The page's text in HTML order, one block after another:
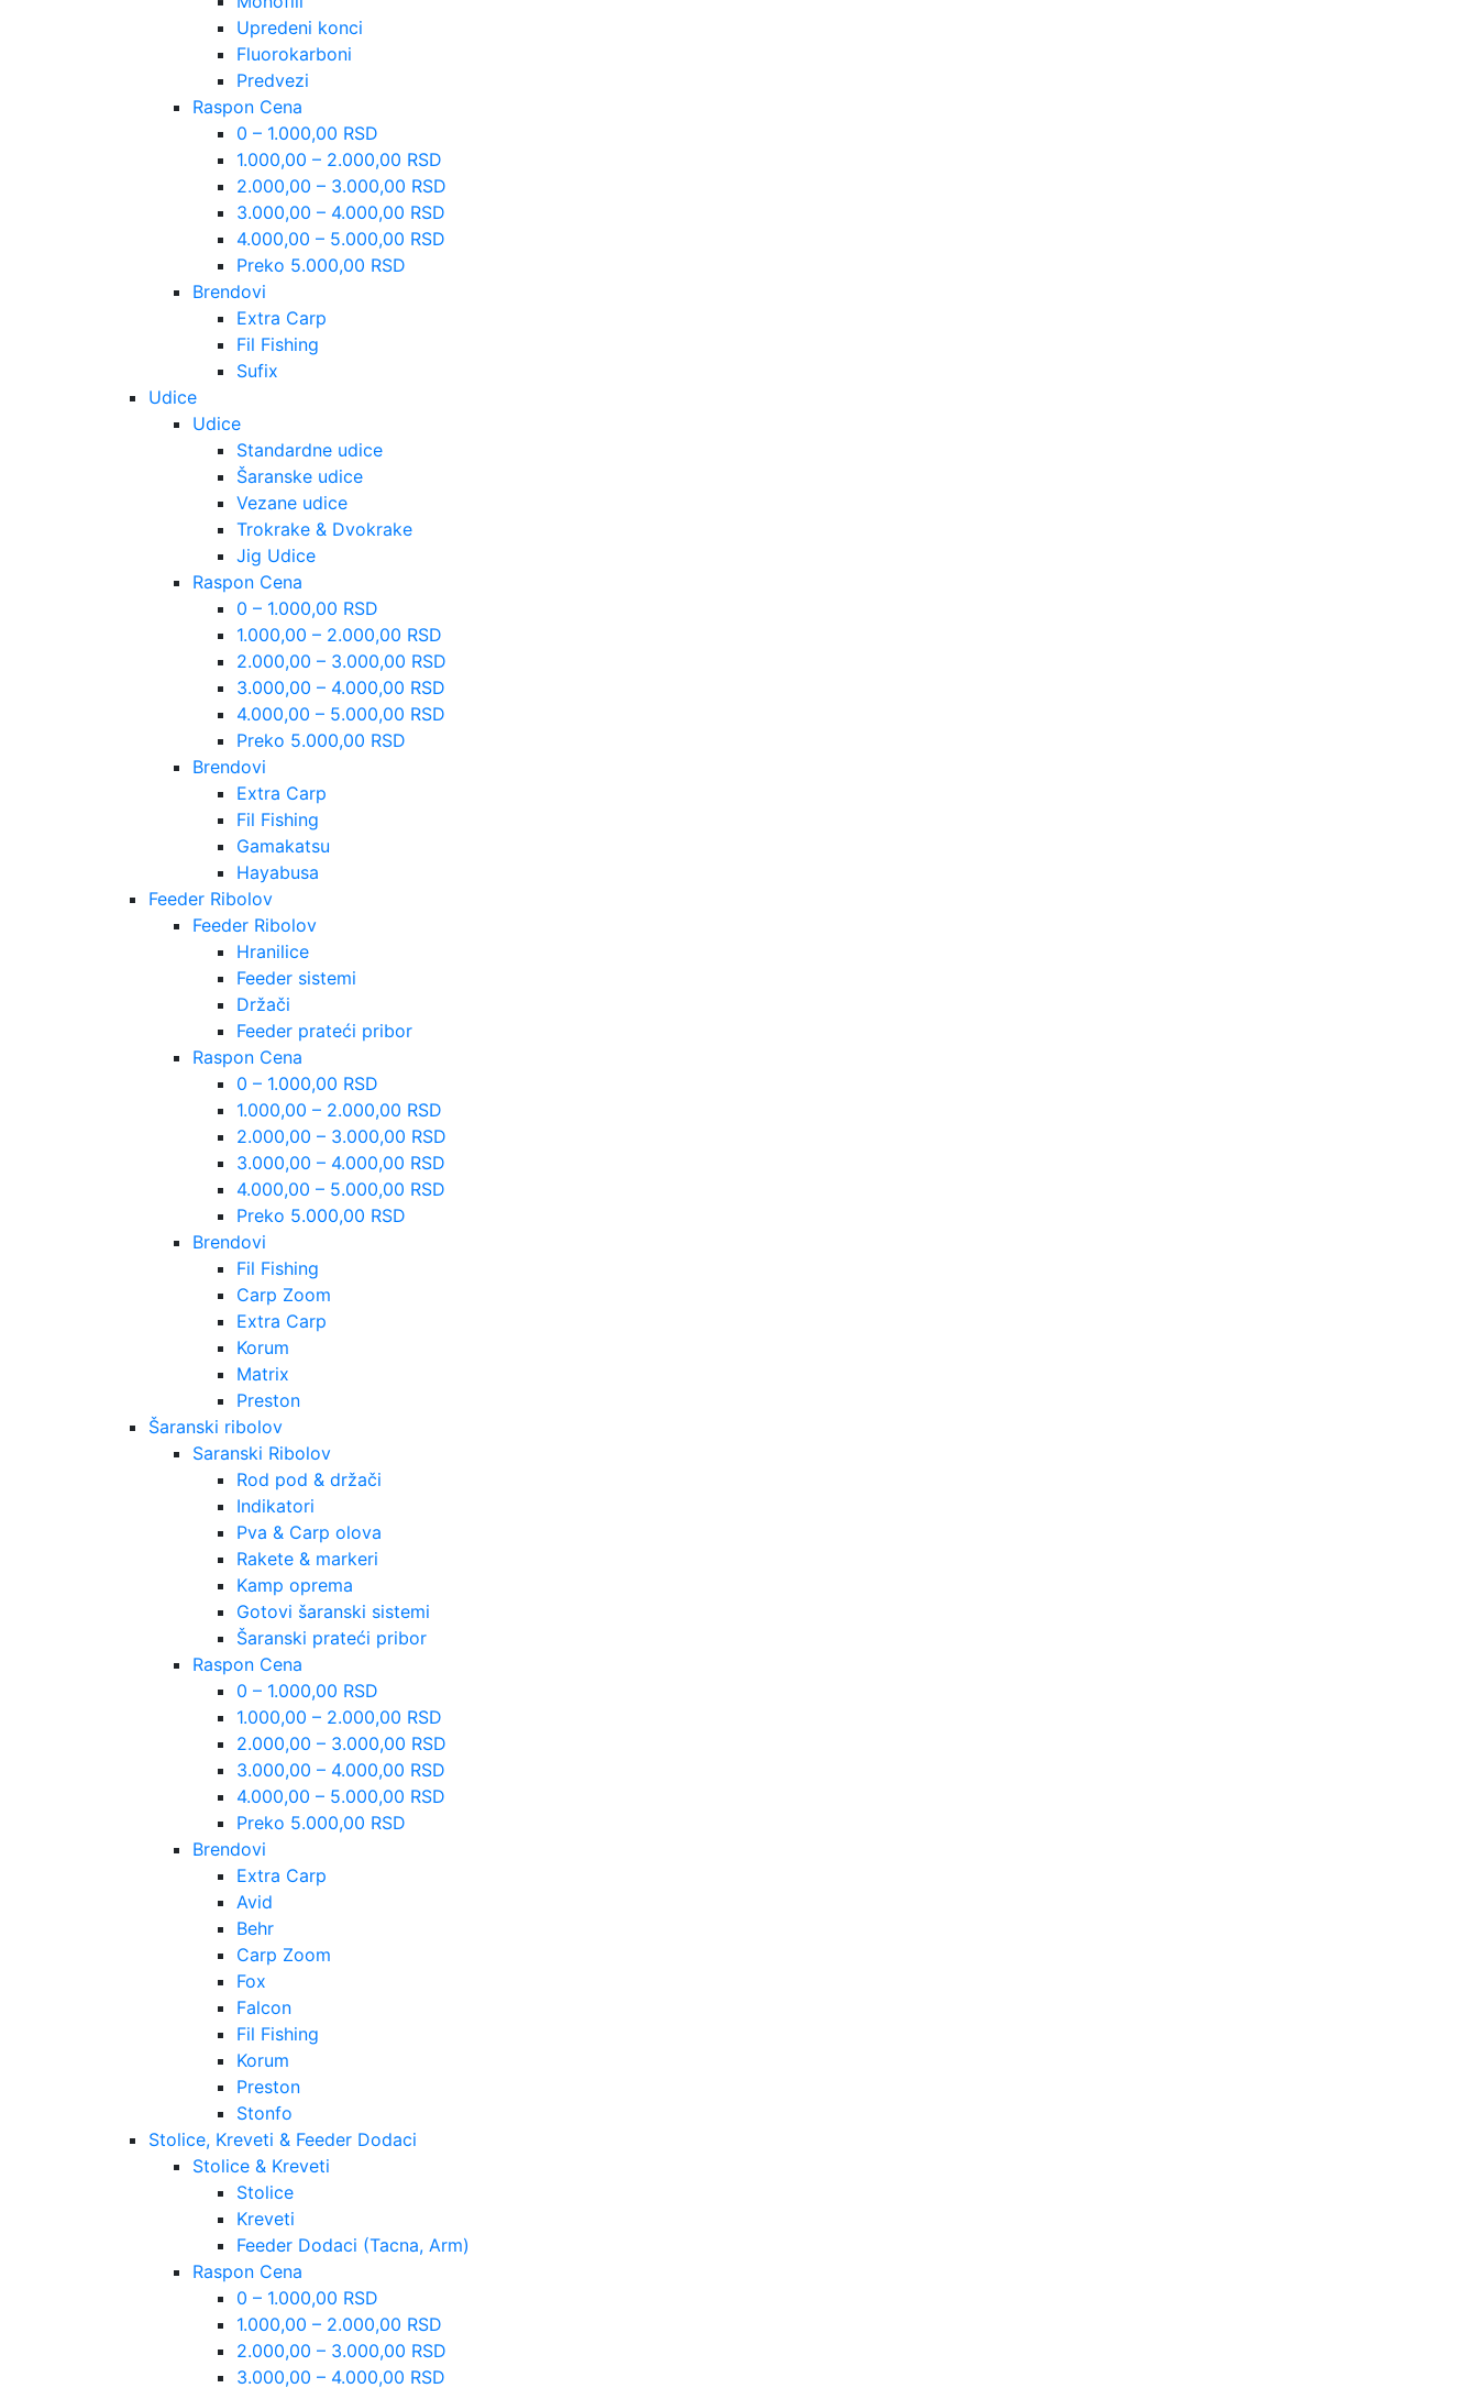
Upredeni konci
Fluorokarboni
Predvezi
Raspon Cena
0 – 1.000,00 RSD
1.000,00 – 2.000,00 RSD
2.000,00 – 3.000,00 RSD
3.000,00 – 4.000,00 RSD
4.000,00 – 5.000,00 RSD
Preko 5.000,00 RSD
Brendovi
Extra Carp
Fil Fishing
Sufix
Udice
Udice
Standardne udice
Šaranske udice
Vezane udice
Trokrake & Dvokrake
Jig Udice
Raspon Cena
0 – 1.000,00 RSD
1.000,00 – 2.000,00 RSD
2.000,00 – 3.000,00 RSD
3.000,00 – 4.000,00 RSD
4.000,00 – 5.000,00 RSD
Preko 5.000,00 RSD
Brendovi
Extra Carp
Fil Fishing
Gamakatsu
Hayabusa
Feeder Ribolov
Feeder Ribolov
Hranilice
Feeder sistemi
Držači
Feeder prateći pribor
Raspon Cena
0 – 1.000,00 RSD
1.000,00 – 2.000,00 RSD
2.000,00 – 3.000,00 RSD
3.000,00 – 4.000,00 RSD
4.000,00 – 5.000,00 RSD
Preko 5.000,00 RSD
Brendovi
Fil Fishing
Carp Zoom
Extra Carp
Korum
Matrix
Preston
Šaranski ribolov
Saranski Ribolov
Rod pod & držači
Indikatori
Pva & Carp olova
Rakete & markeri
Kamp oprema
Gotovi šaranski sistemi
Šaranski prateći pribor
Raspon Cena
0 – 1.000,00 RSD
1.000,00 – 2.000,00 RSD
2.000,00 – 3.000,00 RSD
3.000,00 – 4.000,00 RSD
4.000,00 – 5.000,00 RSD
Preko 5.000,00 RSD
Brendovi
Extra Carp
Avid
Behr
Carp Zoom
Fox
Falcon
Fil Fishing
Korum
Preston
Stonfo
Stolice, Kreveti & Feeder Dodaci
Stolice & Kreveti
Stolice
Kreveti
Feeder Dodaci (Tacna, Arm)
Raspon Cena
0 – 1.000,00 RSD
1.000,00 – 2.000,00 RSD
2.000,00 – 3.000,00 RSD
3.000,00 – 4.000,00 RSD